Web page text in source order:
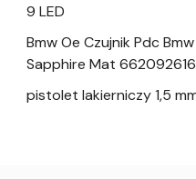
9 LED
Bmw Oe Czujnik Pdc
Sapphire Mat
pistolet lakierniczy 1,5